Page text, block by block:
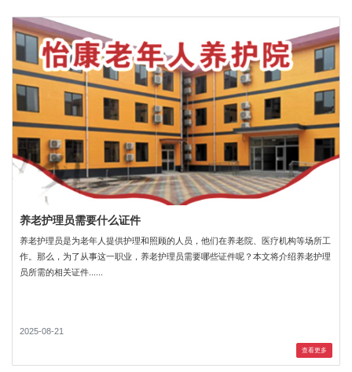
养老护理员需要什么证件
养老护理员是为老年人提供护理和照顾的人员，他们在养老院、医疗机构等场所工
作。那么，为了从事这一职业，养老护理员需要哪些证件呢？本文将介绍养老护理
员所需的相关证件......
2025-08-21
查看更多